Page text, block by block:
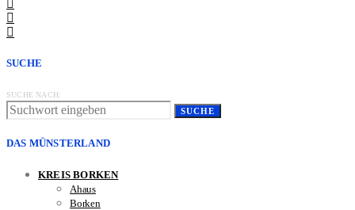
SUCHE
SUCHE NACH:
SUCHE
DAS MÜNSTERLAND
KREIS BORKEN
Ahaus
Borken